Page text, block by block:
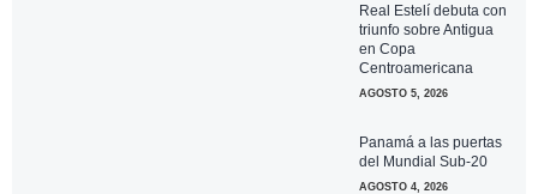
Real Estelí debuta con
triunfo sobre Antigua
en Copa
Centroamericana
AGOSTO 5, 2026
Panamá a las puertas
del Mundial Sub-20
AGOSTO 4, 2026